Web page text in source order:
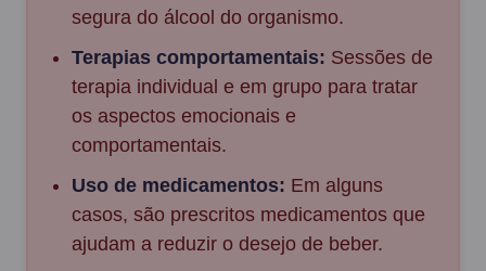
segura do álcool do organismo.
Terapias comportamentais: Sessões de
terapia individual e em grupo para tratar
os aspectos emocionais e
comportamentais.
Uso de medicamentos: Em alguns
casos, são prescritos medicamentos que
ajudam a reduzir o desejo de beber.